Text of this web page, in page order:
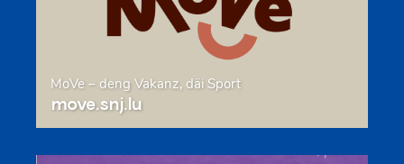
MoVe – deng Vakanz, däi Sport
move.snj.lu